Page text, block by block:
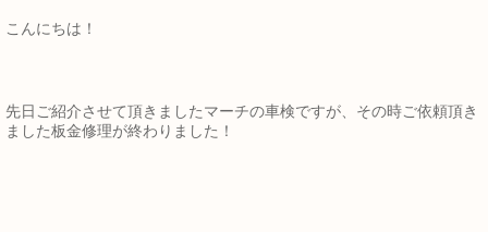
こんにちは！
先日ご紹介させて頂きましたマーチの車検ですが、その時ご依頼頂き
ました板金修理が終わりました！